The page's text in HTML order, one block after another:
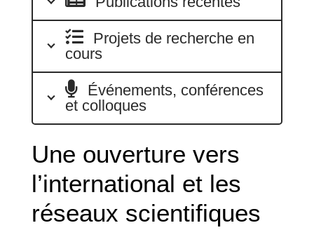
Projets de recherche en
cours
Événements, conférences
et colloques
Une ouverture vers
l’international et les
réseaux scientifiques